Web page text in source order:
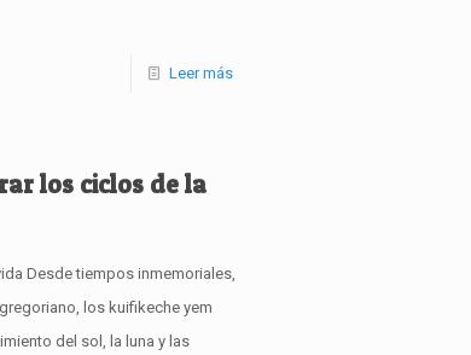
Leer más
los ciclos de la
Desde tiempos inmemoriales,
los kuifikeche yem
del sol, la luna y las